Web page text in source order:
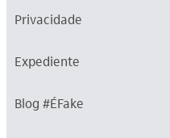
Privacidade
Expediente
Blog #ÉFake